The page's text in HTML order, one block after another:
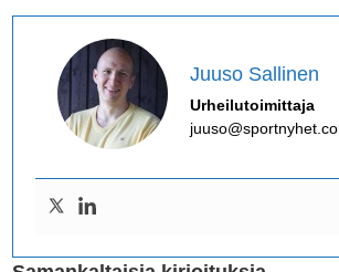
Juuso Sallinen
Urheilutoimittaja